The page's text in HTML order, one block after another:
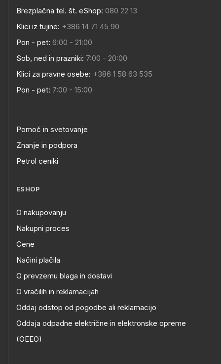
Brezplačna tel. št. eShop: 080 22 13
Klici iz tujine: +386 14 71 45 90
Pon - pet: 6:00 - 21:00
Sob, ned in prazniki: 7:00 - 20:00
Klici za pravne osebe: +386 1 58 63 535
Pon - pet: 7:00 - 15:00
Pomoč in svetovanje
Znanje in podpora
Petrol ceniki
ESHOP
O nakupovanju
Nakupni proces
Cene
Načini plačila
O prevzemu blaga in dostavi
O vračilih in reklamacijah
Oddaj odstop od pogodbe ali reklamacijo
Oddaja odpadne električne in elektronske opreme
(OEEO)